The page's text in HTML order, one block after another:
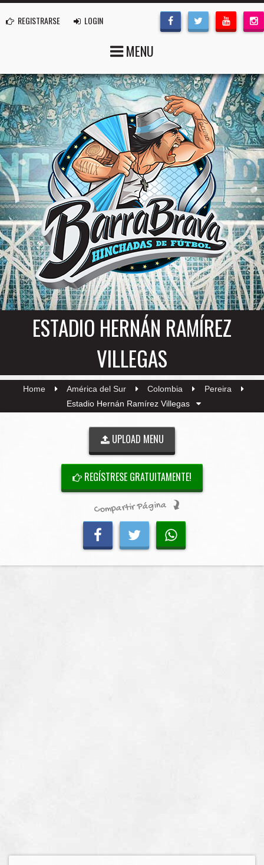
REGISTRARSE LOGIN
MENU
ESTADIO HERNÁN RAMÍREZ
VILLEGAS
Home América del Sur Colombia
Pereira
Estadio Hernán Ramírez Villegas
UPLOAD MENU
REGÍSTRESE GRATUITAMENTE!
Compartir Página